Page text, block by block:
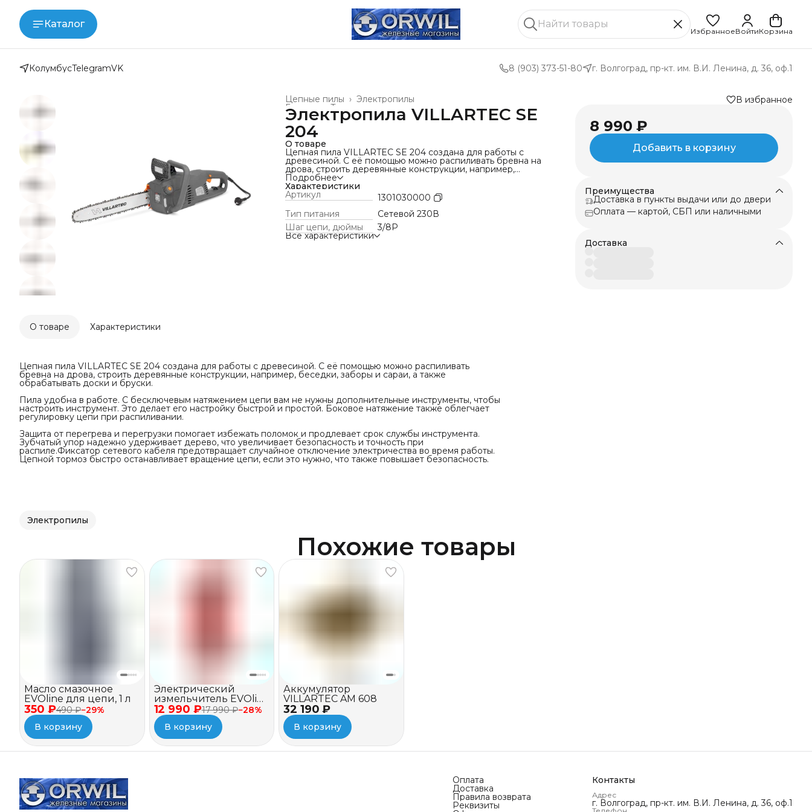
Каталог
ИзбранноеВойтиКорзина
КолумбусTelegramVK 8 (903) 373-51-80 г. Волгоград, пр-кт. им. В.И. Ленина, д. 36, оф.1
Электропилы
Цепные пилы ›
Техника для леса, сада, парка ›
Главная
Электропила VILLARTEC SE
204
О товаре
Цепная пила VILLARTEC SE 204 создана для работы с
древесиной. С её помощью можно распиливать бревна на
дрова, строить деревянные конструкции, например,
беседки, заборы и сараи, а также обрабатывать доски и
бруски.
Пила удобна в работе. С бесключевым натяжением цепи
вам не нужны дополнительные инструменты, чтобы
настроить инструмент. Это делает его настройку быстрой и
простой. Боковое натяжение также облегчает регулировку
цепи при распиливании.
Защита от перегрева и перегрузки помогает избежать
Подробнее
Характеристики
Артикул
1301030000
Тип питания
Сетевой 230В
Шаг цепи, дюймы
3/8P
Все характеристики
В избранное
8 990 ₽
Добавить в корзину
Преимущества
Доставка в пункты выдачи или до двери
Оплата — картой, СБП или наличными
Доставка
О товаре Характеристики
Цепная пила VILLARTEC SE 204 создана для работы с древесиной. С её помощью можно распиливать
бревна на дрова, строить деревянные конструкции, например, беседки, заборы и сараи, а также
обрабатывать доски и бруски.
Пила удобна в работе. С бесключевым натяжением цепи вам не нужны дополнительные инструменты, чтобы
настроить инструмент. Это делает его настройку быстрой и простой. Боковое натяжение также облегчает
регулировку цепи при распиливании.
Защита от перегрева и перегрузки помогает избежать поломок и продлевает срок службы инструмента.
Зубчатый упор надежно удерживает дерево, что увеличивает безопасность и точность при
распиле.Фиксатор сетевого кабеля предотвращает случайное отключение электричества во время работы.
Цепной тормоз быстро останавливает вращение цепи, если это нужно, что также повышает безопасность.
Электропилы
Похожие товары
350 ₽490 ₽−29%
Масло смазочное
EVOline для цепи, 1 л
В корзину
12 990 ₽17 990 ₽−28%
Электрический
измельчитель EVOline
BSE 2500
В корзину
32 190 ₽
Аккумулятор
VILLARTEC AM 608
В корзину
Оплата
Доставка
Правила возврата
Реквизиты
Контакты
Адрес
г. Волгоград, пр-кт. им. В.И. Ленина, д. 36, оф.1